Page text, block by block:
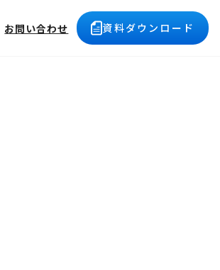
お問い合わせ 資料ダウンロード